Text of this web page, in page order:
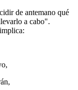
de antemano qué
a cabo".